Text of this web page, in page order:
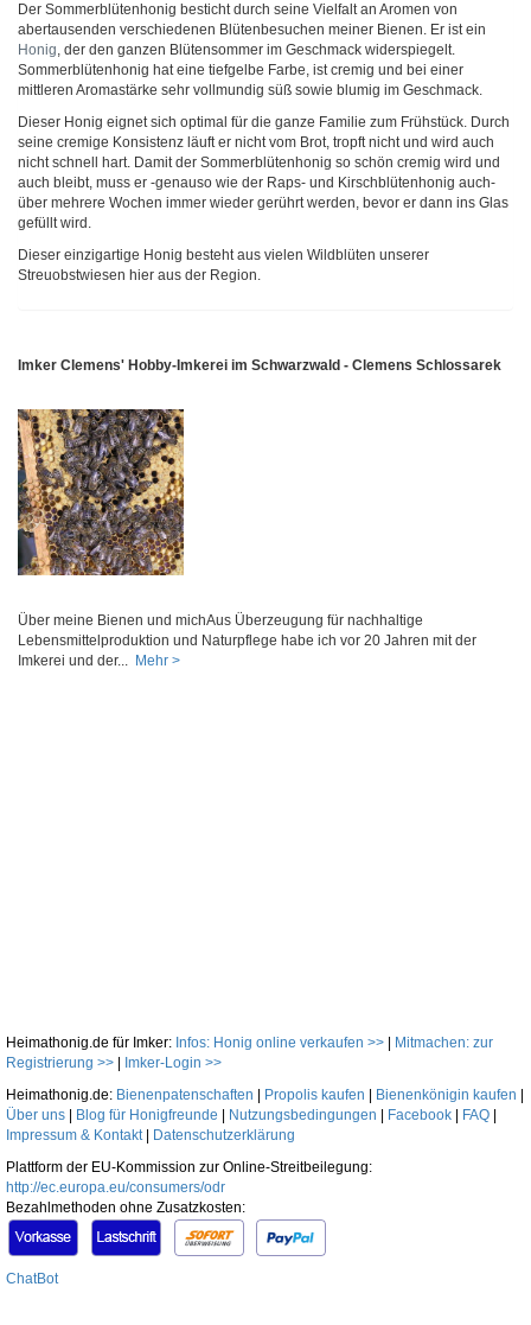
Der Sommerblütenhonig besticht durch seine Vielfalt an Aromen von
abertausenden verschiedenen Blütenbesuchen meiner Bienen. Er ist ein
Honig, der den ganzen Blütensommer im Geschmack widerspiegelt.
Sommerblütenhonig hat eine tiefgelbe Farbe, ist cremig und bei einer
mittleren Aromastärke sehr vollmundig süß sowie blumig im Geschmack.
Dieser Honig eignet sich optimal für die ganze Familie zum Frühstück. Durch
seine cremige Konsistenz läuft er nicht vom Brot, tropft nicht und wird auch
nicht schnell hart. Damit der Sommerblütenhonig so schön cremig wird und
auch bleibt, muss er -genauso wie der Raps- und Kirschblütenhonig auch-
über mehrere Wochen immer wieder gerührt werden, bevor er dann ins Glas
gefüllt wird.
Dieser einzigartige Honig besteht aus vielen Wildblüten unserer
Streuobstwiesen hier aus der Region.
Imker Clemens' Hobby-Imkerei im Schwarzwald - Clemens Schlossarek
Über meine Bienen und michAus Überzeugung für nachhaltige
Lebensmittelproduktion und Naturpflege habe ich vor 20 Jahren mit der
Imkerei und der... Mehr >
Heimathonig.de für Imker: Infos: Honig online verkaufen >>
Mitmachen: zur
Registrierung >>
Imker-Login >>
Heimathonig.de: Bienenpatenschaften Propolis kaufen Bienenkönigin kaufen
Über uns
Blog für Honigfreunde Nutzungsbedingungen Facebook FAQ
Impressum & Kontakt|
Datenschutzerklärung
Plattform der EU-Kommission zur Online-Streitbeilegung:
http://ec.europa.eu/consumers/odr
Bezahlmethoden ohne Zusatzkosten:
ChatBot